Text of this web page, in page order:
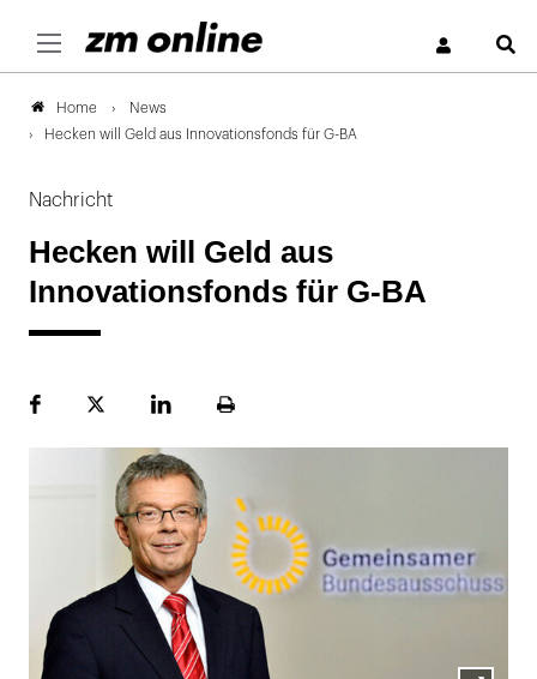
Home
News
Hecken will Geld aus Innovationsfonds für G-BA
Nachricht
Hecken will Geld aus
Innovationsfonds für G-BA
FacebookPlattformLinekdInSeite